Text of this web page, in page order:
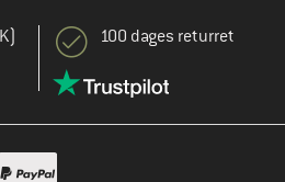
100 dages returret